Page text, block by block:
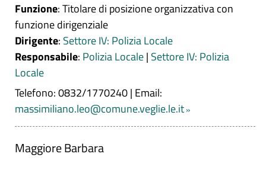
Funzione: Titolare di posizione organizzativa con
funzione dirigenziale
Dirigente: Settore IV: Polizia Locale
Responsabile: Polizia Locale| Settore IV: Polizia
Locale
Telefono: 0832/1770240| Email:
massimiliano.leo@comune.veglie.le.it
Maggiore Barbara